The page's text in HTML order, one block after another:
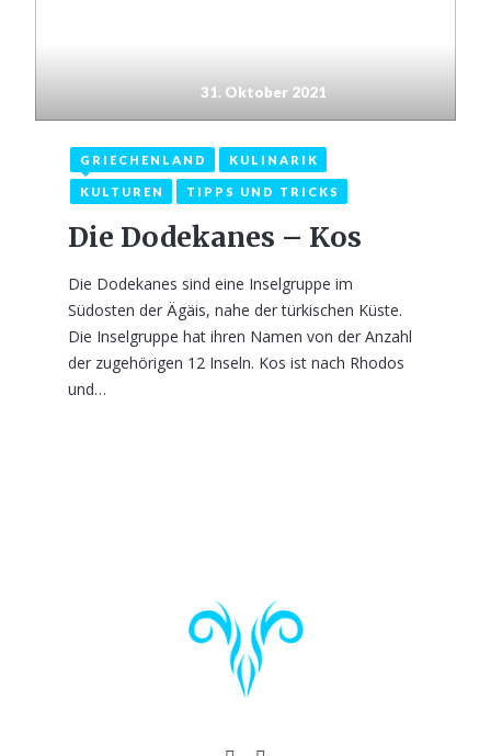
31. Oktober 2021
GRIECHENLAND KULINARIK
KULTUREN TIPPS UND TRICKS
Die Dodekanes – Kos
Die Dodekanes sind eine Inselgruppe im
Südosten der Ägäis, nahe der türkischen Küste.
Die Inselgruppe hat ihren Namen von der Anzahl
der zugehörigen 12 Inseln. Kos ist nach Rhodos
und…